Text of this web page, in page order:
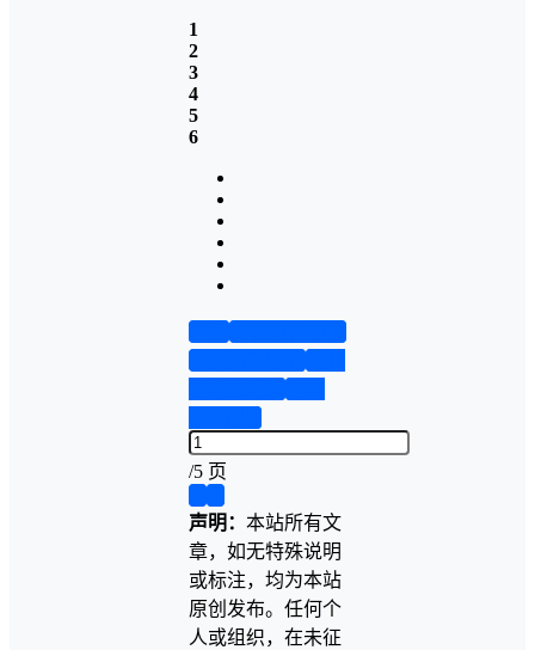
1
2
3
4
5
6
/5 页
声明： 本站所有文
章，如无特殊说明
或标注，均为本站
原创发布。任何个
人或组织，在未征